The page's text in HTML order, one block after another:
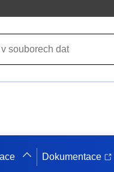
Dokumentace